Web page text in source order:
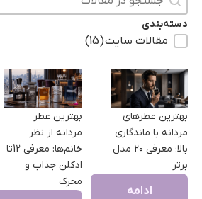
دسته‌بندی
مقالات سایت(15)
بهترین عطرهای
مردانه با ماندگاری
بالا؛ معرفی ۲۰ مدل
برتر
ادامه
بهترین عطر
مردانه از نظر
خانم‌ها: معرفی 12تا
ادکلن جذاب و
محرک